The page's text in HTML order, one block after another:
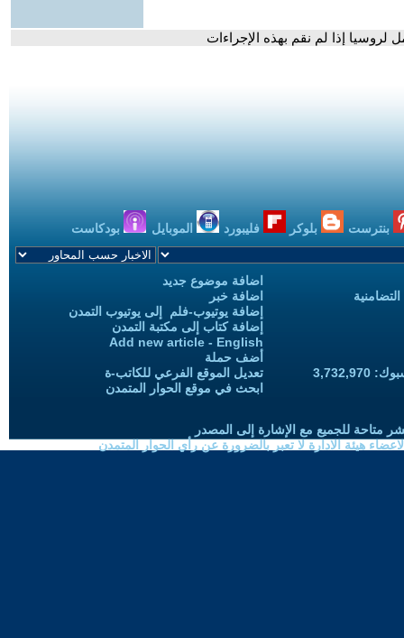
إذا لم نقم بهذه الإجراءات
بنترست بلوكر فليبورد الموبايل بودكاست
اضافة موضوع جديد
اضافة خبر
إضافة يوتيوب-فلم إلى يوتيوب التمدن
إضافة كتاب إلى مكتبة التمدن
Add new article - English
أضف حملة
تعديل الموقع الفرعي للكاتب-ة
ابحث في موقع الحوار المتمدن
متاحة للجميع مع الإشارة إلى المصدر
هيئة الادارة لا تعبر بالضرورة عن رأي الحوار المتمدن